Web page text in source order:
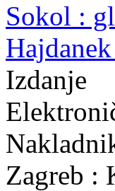
Sokol :
Izdanje
Zagreb :